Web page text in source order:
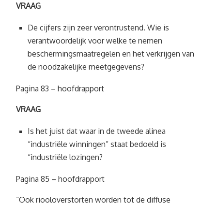
VRAAG
De cijfers zijn zeer verontrustend. Wie is
verantwoordelijk voor welke te nemen
beschermingsmaatregelen en het verkrijgen van
de noodzakelijke meetgegevens?
Pagina 83 – hoofdrapport
VRAAG
Is het juist dat waar in de tweede alinea
“industriële winningen” staat bedoeld is
“industriële lozingen?
Pagina 85 – hoofdrapport
“Ook riooloverstorten worden tot de diffuse